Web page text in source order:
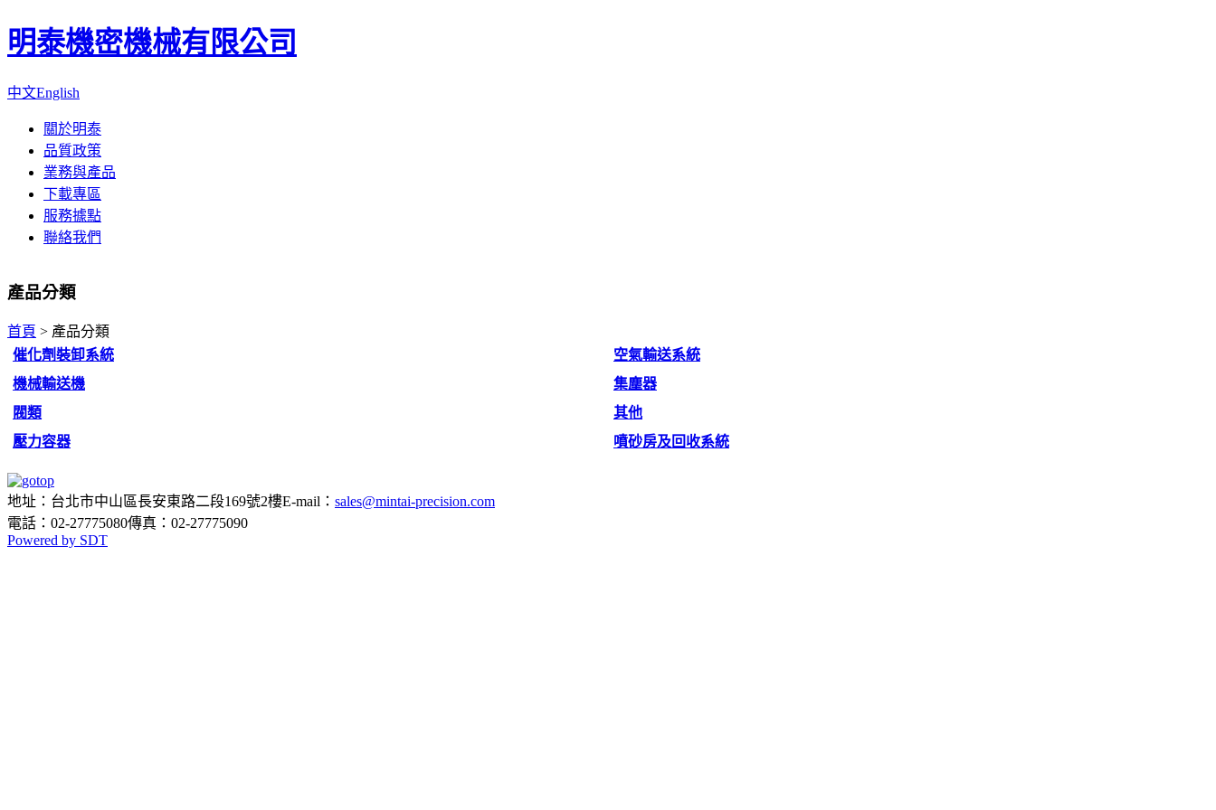
明泰機密機械有限公司
中文English
關於明泰
品質政策
業務與產品
下載專區
服務據點
聯絡我們
產品分類
首頁 > 產品分類
催化劑裝卸系統
空氣輸送系統
機械輸送機
集塵器
閥類
其他
壓力容器
噴砂房及回收系統
地址：台北市中山區長安東路二段169號2樓E-mail： sales@mintai-precision.com
電話：02-27775080傳真：02-27775090
Powered by SDT